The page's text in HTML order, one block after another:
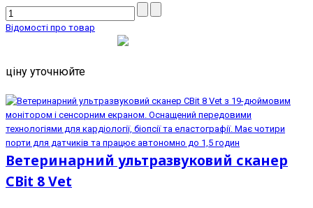
Відомості про товар
ціну уточнюйте
Ветеринарний ультразвуковий сканер
CBit 8 Vet